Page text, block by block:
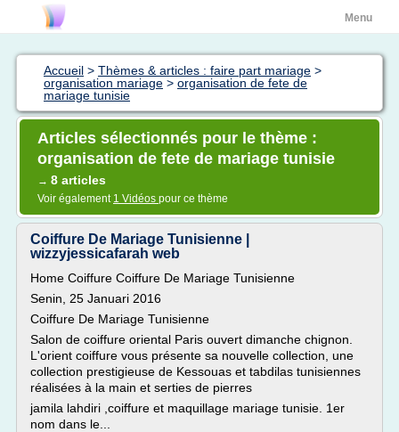
Menu
Accueil > Thèmes & articles : faire part mariage >
organisation mariage > organisation de fete de
mariage tunisie
Articles sélectionnés pour le thème :
organisation de fete de mariage tunisie
→ 8 articles
Voir également 1 Vidéos pour ce thème
Coiffure De Mariage Tunisienne |
wizzyjessicafarah web
Home Coiffure Coiffure De Mariage Tunisienne
Senin, 25 Januari 2016
Coiffure De Mariage Tunisienne
Salon de coiffure oriental Paris ouvert dimanche chignon.
L'orient coiffure vous présente sa nouvelle collection, une
collection prestigieuse de Kessouas et tabdilas tunisiennes
réalisées à la main et serties de pierres
jamila lahdiri ,coiffure et maquillage mariage tunisie. 1er
nom dans le...